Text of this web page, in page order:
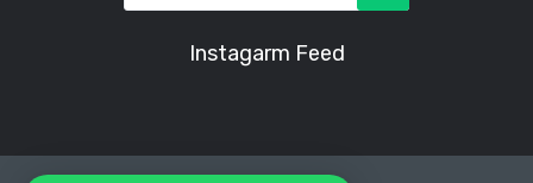
Instagarm Feed